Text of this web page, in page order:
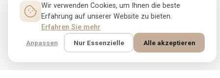
strikt ausschließen. Der Kauf eines Rugbloom-Teppichs
unterstützt die Weber, deren Hände ihn gefertigt haben, und
die Tradition, die sie ausgebildet hat.
Wir verwenden Cookies, um Ihnen die beste
Erfahrung auf unserer Website zu bieten.
Erfahren Sie mehr
Anpassen Nur Essenzielle Alle akzeptieren